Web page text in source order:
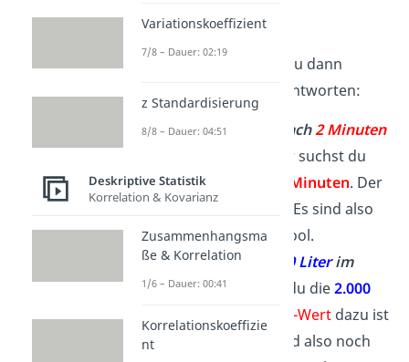
Punktdiagramm kannst du dann
beantworten:
Wie viel Wasser ist nach2 Minuten
Hierfür suchst du
auf derx-Achse 2 Minuten. Der
. Es sind also
noch8.000 Literim Pool.
Wann sind noch
2.000 Literim
Pool?Hierfür suchst du die2.000
x-Wertdazu ist
5. Nach 5 Minuten sind also noch
Variationskoeffizient
7/8 – Dauer: 02:19
z Standardisierung
8/8 – Dauer: 04:51
Deskriptive Statistik
Korrelation & Kovarianz
Zusammenhangsma
ße & Korrelation
1/6 – Dauer: 00:41
Korrelationskoeffizie
nt